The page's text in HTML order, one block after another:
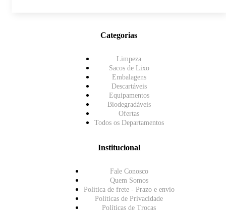
Categorias
Limpeza
Sacos de Lixo
Embalagens
Descartáveis
Equipamentos
Biodegradáveis
Ofertas
Todos os Departamentos
Institucional
Fale Conosco
Quem Somos
Política de frete - Prazo e envio
Políticas de Privacidade
Políticas de Trocas